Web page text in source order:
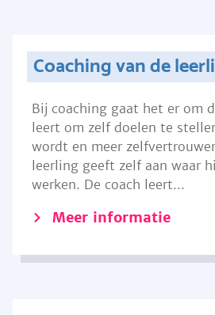
Coaching van de
Bij coaching gaat het er om
leert om zelf doelen te
wordt en meer
leerling geeft zelf aan waar
werken. De coach leert...
Meer informatie